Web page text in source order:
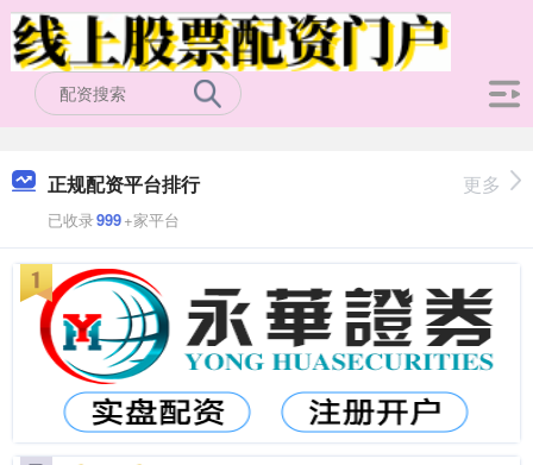
正规配资平台排行
已收录999+家平台
更多